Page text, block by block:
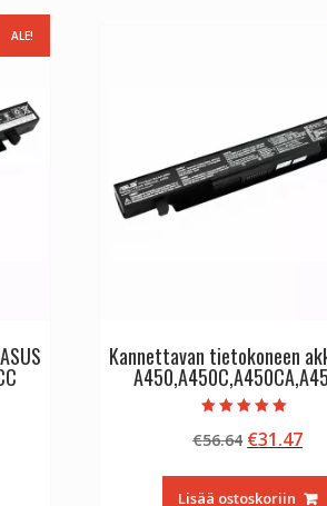
ALE!
Kannettavan tietokoneen
tuotteesta:
5.00
€56.64
oli:
€31.47
on:
Lisää ostoskoriin